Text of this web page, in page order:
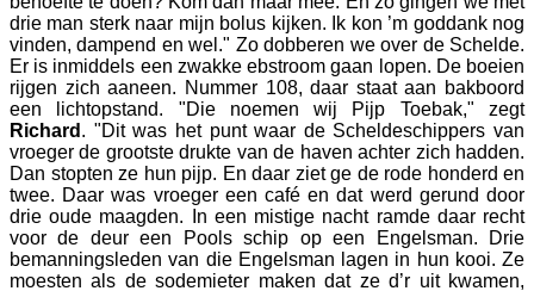
drie man sterk naar mijn bolus kijken. Ik kon ’m goddank nog
vinden, dampend en wel." Zo dobberen we over de Schelde.
Er is inmiddels een zwakke ebstroom gaan lopen. De boeien
rijgen zich aaneen. Nummer 108, daar staat aan bakboord
een lichtopstand. "Die noemen wij Pijp Toebak," zegt
Richard . "Dit was het punt waar de Scheldeschippers van
vroeger de grootste drukte van de haven achter zich hadden.
Dan stopten ze hun pijp. En daar ziet ge de rode honderd en
twee. Daar was vroeger een café en dat werd gerund door
drie oude maagden. In een mistige nacht ramde daar recht
voor de deur een Pools schip op een Engelsman. Drie
bemanningsleden van die Engelsman lagen in hun kooi. Ze
moesten als de sodemieter maken dat ze d’r uit kwamen,